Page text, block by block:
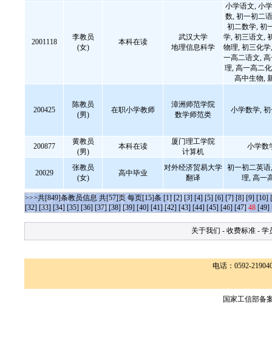
2001118
李教员
(女)
本科在读
武汉大学
地理信息科学
小学语文, 小
数, 初一初二
初二数学, 初
学, 初三语文,
物理, 初三化
一高二语文,
理, 高一高二
高中生物,
200425
陈教员
(男)
在职小学教师
漳洲师范学院
数学师范类
小学数学,
200877
黄教员
(男)
本科在读
厦门理工学院
计算机
小学数
20029
张教员
(女)
高中毕业
对外经济贸易大学
翻译
初一初二英
理, 高一
>>>共[849]条教员信息 共[57]页 每页[15]条 [1] [2] [3] [4] [5] [6] [7] [8] [9] [10]
[32] [33] [34] [35] [36] [37] [38] [39] [40] [41] [42] [43] [44] [45] [46] [47] 48 [49]
关于我们 - 收费标准 - 学
电话：0592-
国家工信部备